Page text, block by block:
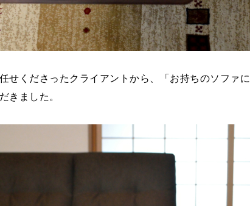
せくださったクライアントから、「お持ちのソファ
きました。